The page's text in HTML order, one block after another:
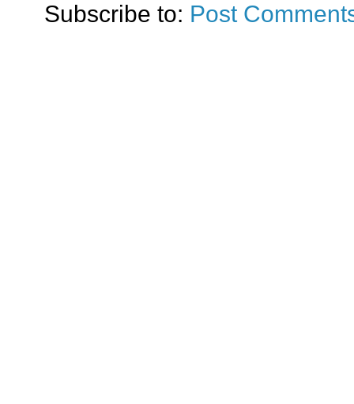
Subscribe to: Post